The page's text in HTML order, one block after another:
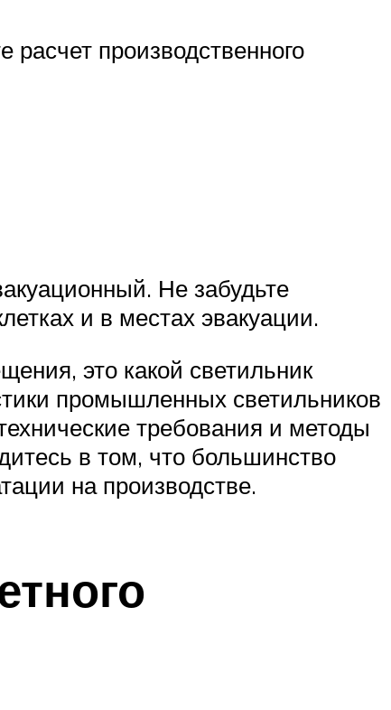
производственного
Не забудьте
и в местах эвакуации.
это какой светильник
промышленных светильников
требования и методы
в том, что большинство
на производстве.